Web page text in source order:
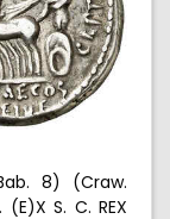
8) (Craw.
S. C. REX